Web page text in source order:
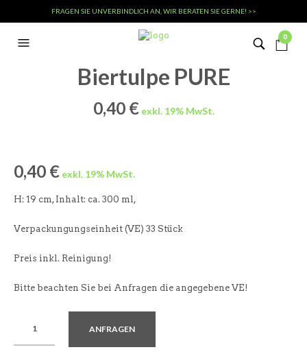
FRAGEN SIE UNVERBINDLICH AN, WIR BERATEN SIE GERNE! >>
0
Biertulpe PURE
0,40 €
0,40 €
H: 19 cm, Inhalt: ca. 300 ml,
Verpackungungseinheit (VE) 33 Stück
Preis inkl. Reinigung!
Bitte beachten Sie bei Anfragen die angegebene VE!
ANFRAGEN